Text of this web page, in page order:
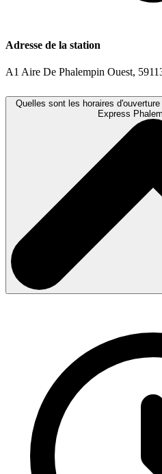
Adresse de la station
A1 Aire De Phalempin Ouest,
Quelles sont les horaires
Express